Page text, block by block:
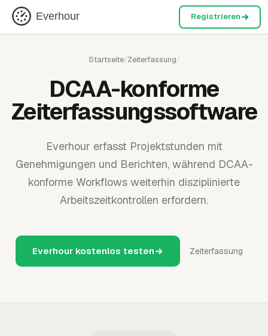
Everhour Registrieren
Startseite/Zeiterfassung/
DCAA-konforme
Zeiterfassungssoftware
Everhour erfasst Projektstunden mit
Genehmigungen und Berichten, während DCAA-
konforme Workflows weiterhin disziplinierte
Arbeitszeitkontrollen erfordern.
Everhour kostenlos testen Zeiterfassung